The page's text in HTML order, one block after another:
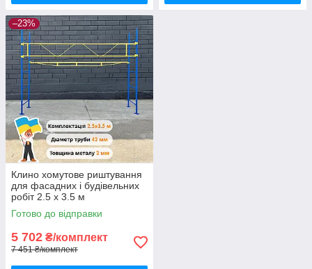
–23%
Клино хомутове риштування
для фасадних і будівельних
робіт 2.5 х 3.5 м
Готово до відправки
5 702 ₴/комплект
7 451 ₴/комплект